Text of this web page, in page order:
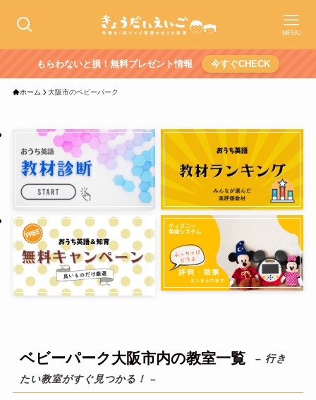
MENU
もらわないと損！無料プレゼント情報 今すぐCHECK
ホーム 大阪市のベビーパーク
ベビーパーク大阪市内の教室一覧
– 行き
たい教室がすぐ見つかる！ –